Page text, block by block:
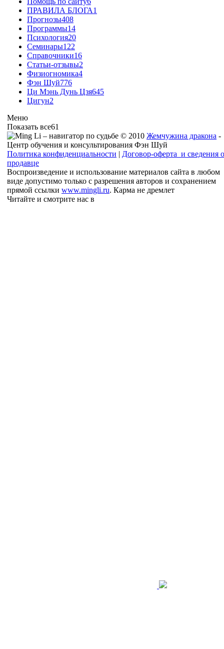
ПРАВИЛА БЛОГА1
Прогнозы408
Программы14
Психология20
Семинары122
Справочники16
Статьи-отзывы2
Физиогномика4
Фэн Шуй776
Ци Мэнь Дунь Цзя645
Цигун2
Меню
Показать все61
© 2010 Жемчужина дракона -
Центр обучения и консультирования Фэн Шуй
Политика конфиденциальности | Договор-оферта и сведения о
продавце
Воспроизведение и использование материалов сайта в любом
виде допустимо только с разрешения авторов и сохранением
прямой ссылки www.mingli.ru. Карма не дремлет
Читайте и смотрите нас в